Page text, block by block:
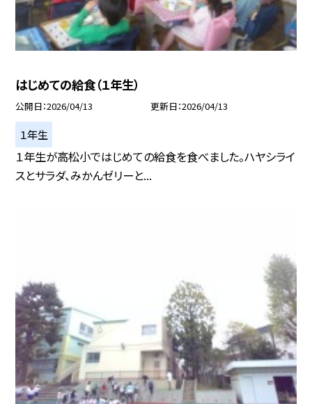
はじめての給食（１年生）
公開日 2026/04/13 更新日 2026/04/13
１年生
１年生が高松小ではじめての給食を食べました。ハヤシライ
スとサラダ、みかんゼリーと...